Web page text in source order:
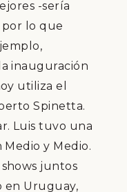
-sería
por lo que
la inauguración
utiliza el
Spinetta.
Luis tuvo una
y Medio.
juntos
en Uruguay,